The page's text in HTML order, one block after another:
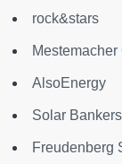
rock&stars
Mestemacher
AlsoEnergy
Solar Bankers
Freudenberg